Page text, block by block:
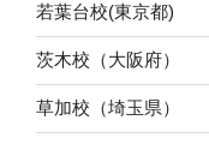
若葉台校(東京都)
茨木校（大阪府）
草加校（埼玉県）